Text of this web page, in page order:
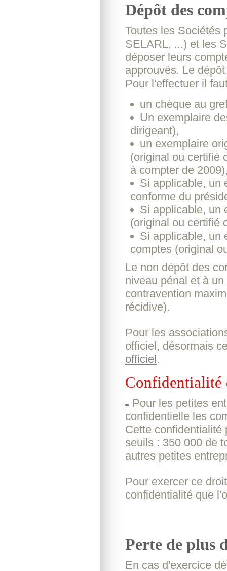
Dépôt des
Toutes les Sociétés
SELARL, ...) et les
déposer leurs
approuvés. Le
Pour l'effectuer il
un chèque au
Un exemplaire
dirigeant),
un exemplaire
(original ou certifié
à compter de
Si applicable, un
conforme du
Si applicable, un
(original ou certifié
Si applicable, un
comptes (original
Le non dépôt des
niveau pénal et à
contravention
récidive).
Pour les
officiel, désormais
officiel.
Confidentialité
Pour les petites
confidentielle les
Cette confidentialité
seuils : 350 000 de
autres petites
Pour exercer ce
confidentialité que
Perte de plus
En cas d'exercice